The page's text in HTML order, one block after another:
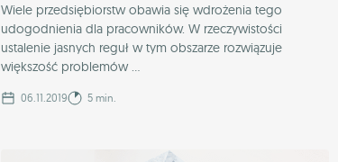
Wiele przedsiębiorstw obawia się wdrożenia tego
udogodnienia dla pracowników. W rzeczywistości
ustalenie jasnych reguł w tym obszarze rozwiązuje
większość problemów ...
06.11.2019 5 min.